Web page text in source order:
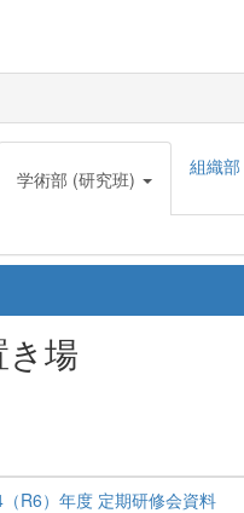
学術部 (研究班)
組織
場
R6）年度 定期研修会資料